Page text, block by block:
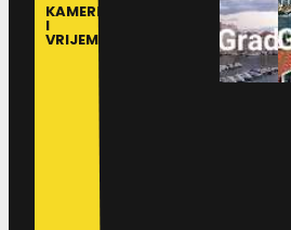
KAMERE
I
VRIJEME